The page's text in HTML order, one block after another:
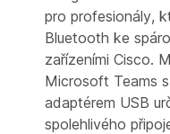
pro profesionály,
Bluetooth ke
zařízeními Cisco.
Microsoft Teams
adaptérem USB
spolehlivého